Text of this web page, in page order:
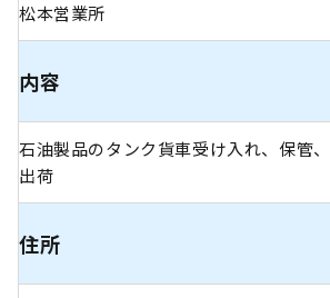
松本営業所
内容
石油製品のタンク貨車受け入れ、保管
出荷
住所